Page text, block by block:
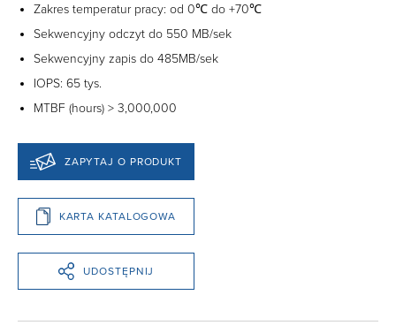
Zakres temperatur pracy: od 0℃ do +70℃
Sekwencyjny odczyt do 550 MB/sek
Sekwencyjny zapis do 485MB/sek
IOPS: 65 tys.
MTBF (hours) > 3,000,000
ZAPYTAJ O PRODUKT
KARTA KATALOGOWA
UDOSTĘPNIJ